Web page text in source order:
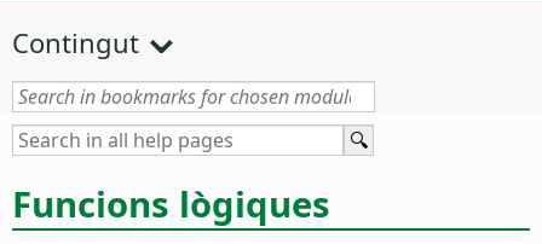
Contingut
Funcions lògiques